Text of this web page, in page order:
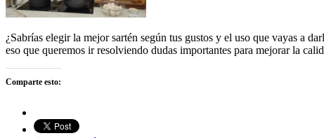
¿Sabrías elegir la mejor sartén según tus gustos y el uso que vayas a
eso que queremos ir resolviendo dudas importantes para mejorar la
Comparte esto: